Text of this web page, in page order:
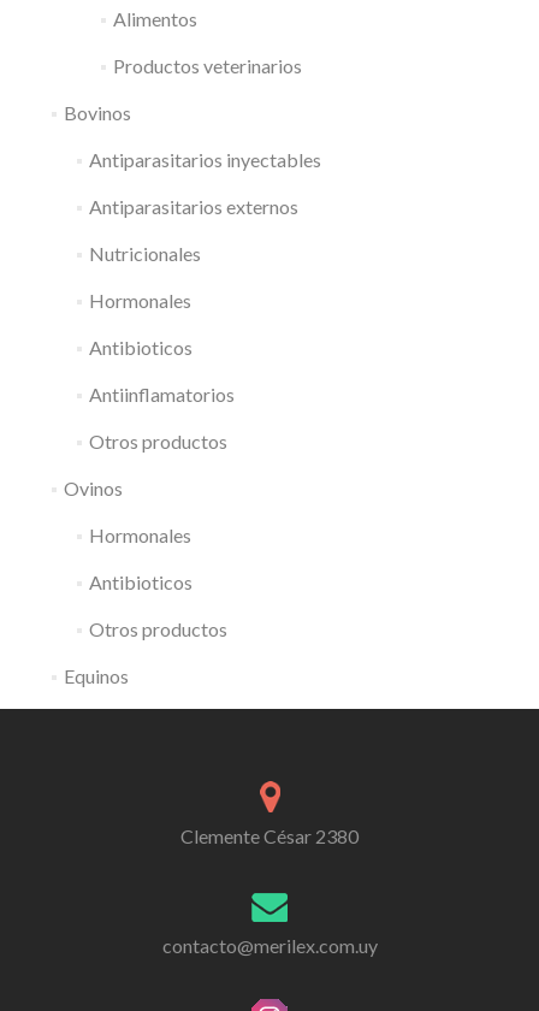
Alimentos
Productos veterinarios
Bovinos
Antiparasitarios inyectables
Antiparasitarios externos
Nutricionales
Hormonales
Antibioticos
Antiinflamatorios
Otros productos
Ovinos
Hormonales
Antibioticos
Otros productos
Equinos
Clemente César 2380
contacto@merilex.com.uy